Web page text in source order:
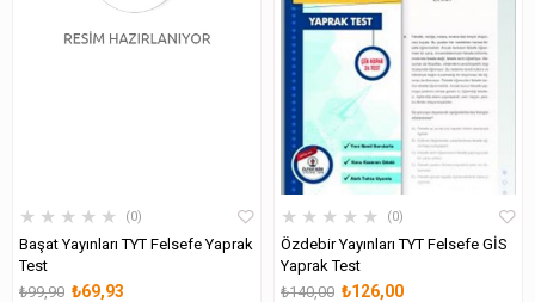
★ ★ ★ ★ ★ 0
Başat Yayınları TYT Felsefe Yaprak
Test
₺69,93
₺99,90
★ ★ ★ ★ ★ 0
Özdebir Yayınları TYT Felsefe GİS
Yaprak Test
₺126,00
₺140,00